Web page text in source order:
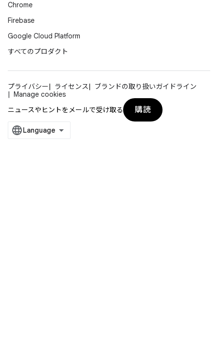
Chrome
Firebase
Google Cloud Platform
すべてのプロダクト
プライバシー ライセンス
ブランドの取り扱いガイドライン
Manage cookies
ニュースやヒントをメールで受け取る
購読